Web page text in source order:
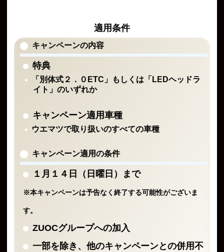
適用条件
キャンペーンの内容
特典
「別体式２．０ETC」もしくは「LEDヘッドラ
イト」のいずれか
キャンペーン適用車種
ウエマツで取り扱いのすべての車種
キャンペーン適用の条件
１月１４日（日曜日）まで
※本キャンペーンは予告なく終了する可能性がございま
す。
ZUOCグループへの加入
一部を除き、他のキャンペーンとの併用不